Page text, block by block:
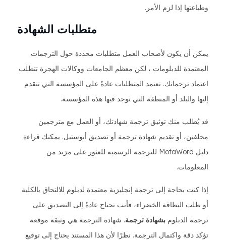
وطباعتها إذا لزم الأمر.
متطلبات الشهادة
يمكن أن يكون لأصحاب العمل متطلبات محددة حول الترجمات
المعتمدة للدبلومات ، لكن معظم الجامعات ووكالات الهجرة تتطلب
اعتماد ترجماتك. تعتمد المتطلبات عادةً على المؤسسة التي تتقدم
إليها والبلد أو المنطقة التي توجد فيها هذه المؤسسة.
قد يُطلب منك توثيق ترجمة شهادتك، أو العمل مع مترجمين
محلفين، أو تقديم شهادة ترجمة أو تصديق أبوستيل. يمكنك قراءة
دليل MotaWord للترجمة الرسمية للعثور على مزيد من
المعلومات.
إذا كنت بحاجة إلى ترجمة إنجليزية معتمدة لدبلوم للالتحاق بالكلية
أو طلب البطاقة الخضراء، فأنت تحتاج عادةً إلى التصديق على
ترجمة الدبلوم بشهادة ترجمة. شهادة الترجمة هي وثيقة موقعة
تؤكد دقة واكتمال الترجمة. نظرًا لأن هذا المستند يحتاج إلى توقيع